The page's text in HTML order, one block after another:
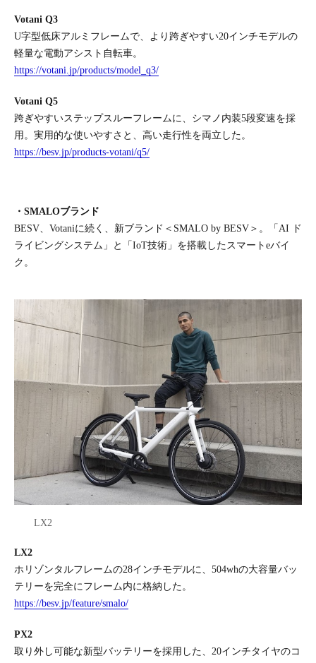
Votani Q3
U字型低床アルミフレームで、より跨ぎやすい20インチモデルの
軽量な電動アシスト自転車。
https://votani.jp/products/model_q3/
Votani Q5
跨ぎやすいステップスルーフレームに、シマノ内装5段変速を採
用。実用的な使いやすさと、高い走行性を両立した。
https://besv.jp/products-votani/q5/
・SMALOブランド
BESV、Votaniに続く、新ブランド＜SMALO by BESV＞。「AI ド
ライビングシステム」と「IoT技術」を搭載したスマートeバイ
ク。
LX2
LX2
ホリゾンタルフレームの28インチモデルに、504whの大容量バッ
テリーを完全にフレーム内に格納した。
https://besv.jp/feature/smalo/
PX2
取り外し可能な新型バッテリーを採用した、20インチタイヤのコ